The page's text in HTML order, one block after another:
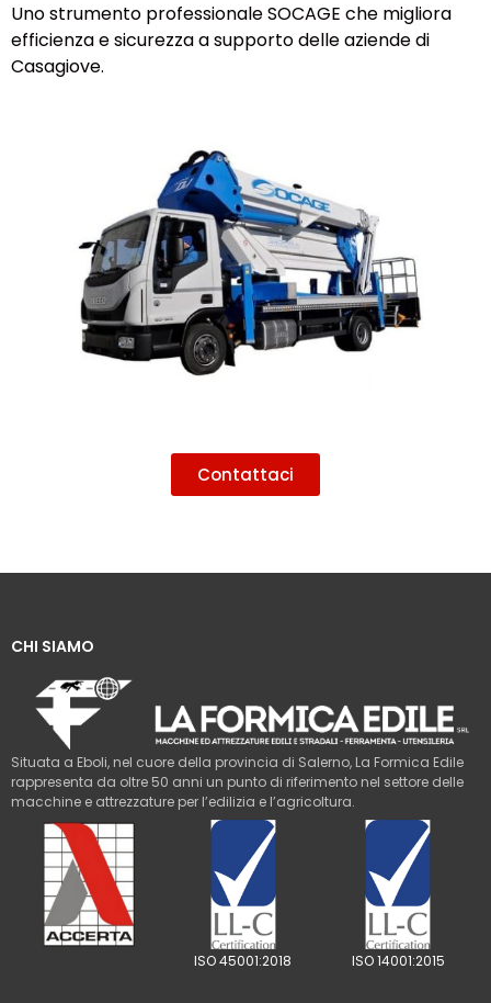
Uno strumento professionale SOCAGE che migliora
efficienza e sicurezza a supporto delle aziende di
Casagiove.
Contattaci
CHI SIAMO
Situata a Eboli, nel cuore della provincia di Salerno, La Formica Edile
rappresenta da oltre 50 anni un punto di riferimento nel settore delle
macchine e attrezzature per l’edilizia e l’agricoltura.
ISO 45001:2018 ISO 14001:2015